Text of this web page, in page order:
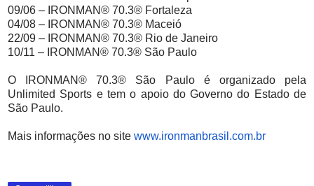
09/06 – IRONMAN® 70.3® Fortaleza
04/08 – IRONMAN® 70.3® Maceió
22/09 – IRONMAN® 70.3® Rio de Janeiro
10/11 – IRONMAN® 70.3® São Paulo
O IRONMAN® 70.3® São Paulo é organizado pela
Unlimited Sports e tem o apoio do Governo do Estado de
São Paulo.
Mais informações no site www.ironmanbrasil.com.br